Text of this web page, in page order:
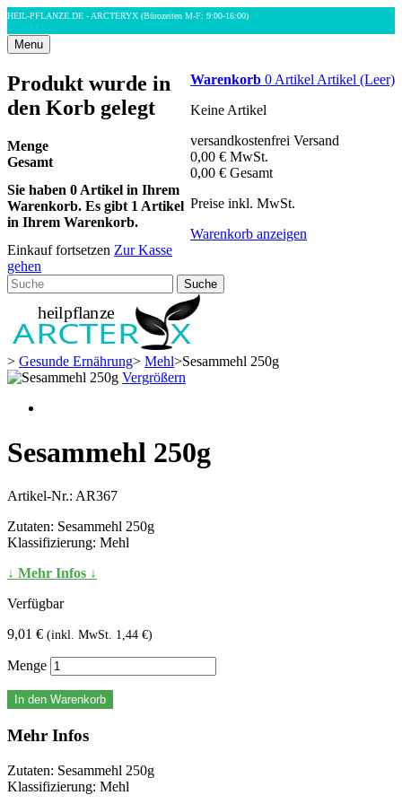
HEIL-PFLANZE.DE - ARCTERYX (Bürozeiten M-F: 9:00-16:00)
Menu
Warenkorb 0 Artikel Artikel (Leer)
Keine Artikel
versandkostenfrei Versand
0,00 € MwSt.
0,00 € Gesamt
Preise inkl. MwSt.
Warenkorb anzeigen
Produkt wurde in
den Korb gelegt
Menge
Gesamt
Sie haben 0 Artikel in Ihrem
Warenkorb. Es gibt 1 Artikel
in Ihrem Warenkorb.
Einkauf fortsetzen Zur Kasse
gehen
Suche
> Gesunde Ernährung> Mehl>Sesammehl 250g
Vergrößern
Sesammehl 250g
Artikel-Nr.: AR367
Zutaten: Sesammehl 250g
Klassifizierung: Mehl
↓ Mehr Infos ↓
Verfügbar
9,01 € (inkl. MwSt. 1,44 €)
Menge
In den Warenkorb
Mehr Infos
Zutaten: Sesammehl 250g
Klassifizierung: Mehl